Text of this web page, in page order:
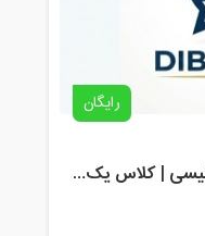
رایگان
رزرو استاد خصوصی زبان انگلیسی | کلاس یک‌نفره با زهرا اسفندیاری + مشاوره رایگان